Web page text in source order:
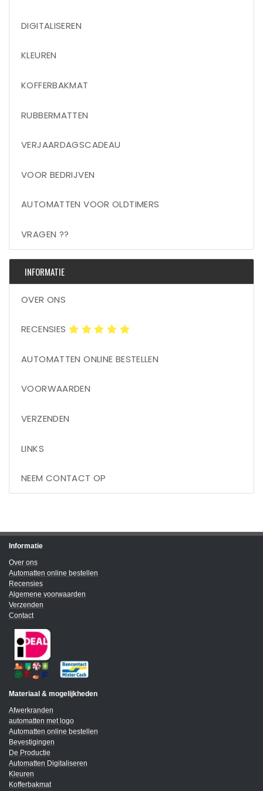
DIGITALISEREN
KLEUREN
KOFFERBAKMAT
RUBBERMATTEN
VERJAARDAGSCADEAU
VOOR BEDRIJVEN
AUTOMATTEN VOOR OLDTIMERS
VRAGEN ??
INFORMATIE
OVER ONS
RECENSIES
AUTOMATTEN ONLINE BESTELLEN
VOORWAARDEN
VERZENDEN
LINKS
NEEM CONTACT OP
Informatie
Over ons
Automatten online bestellen
Recensies
Algemene voorwaarden
Verzenden
Contact
Materiaal & mogelijkheden
Afwerkranden
automatten met logo
Automatten online bestellen
Bevestigingen
De Productie
Automatten Digitaliseren
Kleuren
Kofferbakmat